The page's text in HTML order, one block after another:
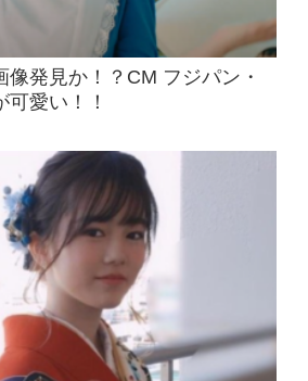
発見か！？CM フジパン・
可愛い！！